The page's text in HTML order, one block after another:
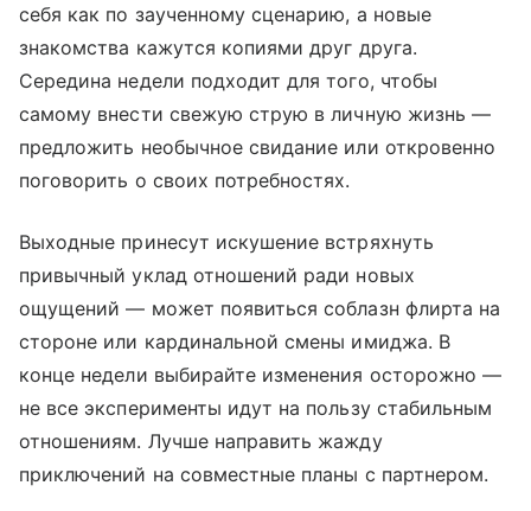
себя как по заученному сценарию, а новые
знакомства кажутся копиями друг друга.
Середина недели подходит для того, чтобы
самому внести свежую струю в личную жизнь —
предложить необычное свидание или откровенно
поговорить о своих потребностях.
Выходные принесут искушение встряхнуть
привычный уклад отношений ради новых
ощущений — может появиться соблазн флирта на
стороне или кардинальной смены имиджа. В
конце недели выбирайте изменения осторожно —
не все эксперименты идут на пользу стабильным
отношениям. Лучше направить жажду
приключений на совместные планы с партнером.